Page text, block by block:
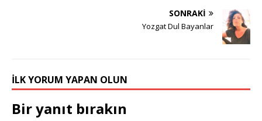
SONRAKI
Yozgat Dul Bayanlar
İLK YORUM YAPAN OLUN
Bir yanıt bırakın